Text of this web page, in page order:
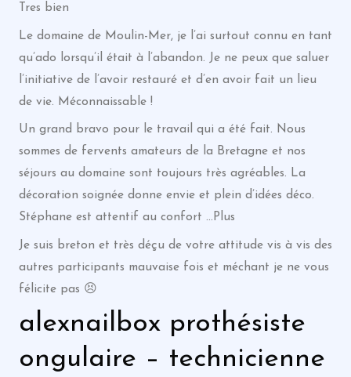
Tres bien
Le domaine de Moulin-Mer, je l’ai surtout connu en tant
qu’ado lorsqu’il était à l’abandon. Je ne peux que saluer
l’initiative de l’avoir restauré et d’en avoir fait un lieu
de vie. Méconnaissable !
Un grand bravo pour le travail qui a été fait. Nous
sommes de fervents amateurs de la Bretagne et nos
séjours au domaine sont toujours très agréables. La
décoration soignée donne envie et plein d’idées déco.
Stéphane est attentif au confort …Plus
Je suis breton et très déçu de votre attitude vis à vis des
autres participants mauvaise fois et méchant je ne vous
félicite pas 😣
alexnailbox prothésiste
ongulaire – technicienne